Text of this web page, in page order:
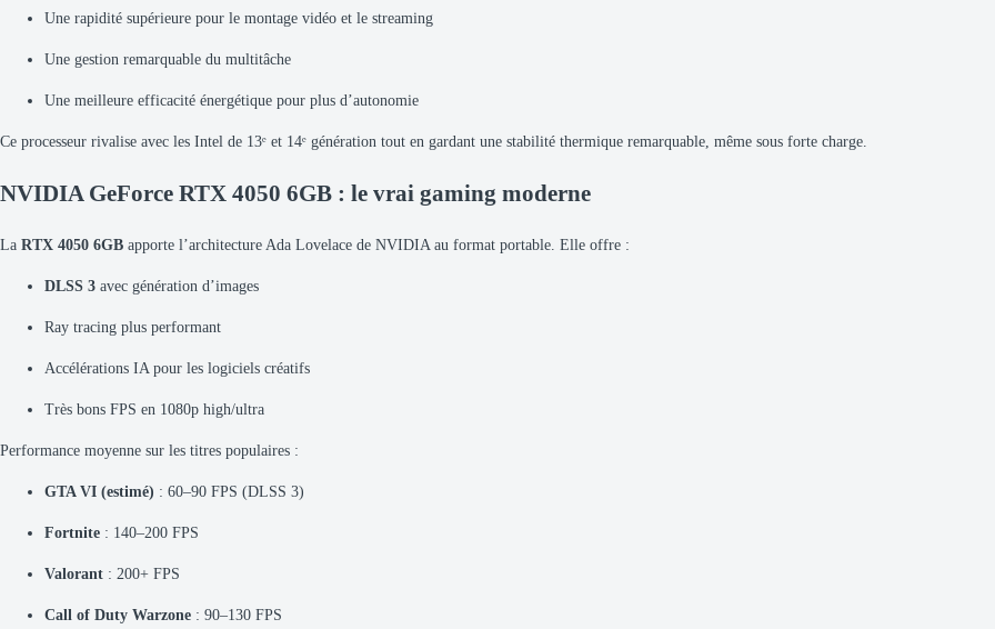
Une rapidité supérieure pour le montage vidéo et le streaming
Une gestion remarquable du multitâche
Une meilleure efficacité énergétique pour plus d’autonomie
Ce processeur rivalise avec les Intel de 13ᵉ et 14ᵉ génération tout en gardant une stabilité thermique remarquable, même sous forte charge.
NVIDIA GeForce RTX 4050 6GB : le vrai gaming moderne
La RTX 4050 6GB apporte l’architecture Ada Lovelace de NVIDIA au format portable. Elle offre :
DLSS 3 avec génération d’images
Ray tracing plus performant
Accélérations IA pour les logiciels créatifs
Très bons FPS en 1080p high/ultra
Performance moyenne sur les titres populaires :
GTA VI (estimé) : 60–90 FPS (DLSS 3)
Fortnite : 140–200 FPS
Valorant : 200+ FPS
Call of Duty Warzone : 90–130 FPS